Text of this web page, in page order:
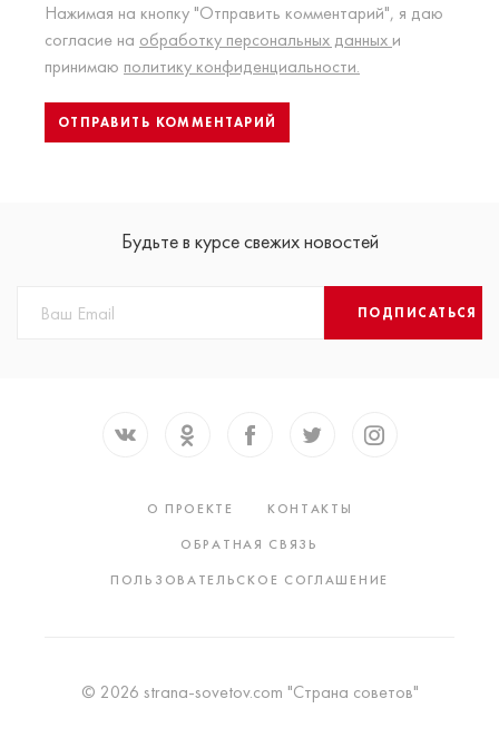
Нажимая на кнопку "Отправить комментарий", я даю
согласие на обработку персональных данных и
принимаю политику конфиденциальности.
Будьте в курсе свежих новостей
ПОДПИСАТЬСЯ
О ПРОЕКТЕ
КОНТАКТЫ
ОБРАТНАЯ СВЯЗЬ
ПОЛЬЗОВАТЕЛЬСКОЕ СОГЛАШЕНИЕ
© 2026 strana-sovetov.com "Страна советов"